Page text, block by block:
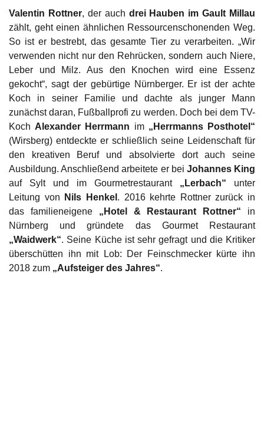
Valentin Rottner, der auch drei Hauben im Gault Millau
zählt, geht einen ähnlichen Ressourcenschonenden Weg.
So ist er bestrebt, das gesamte Tier zu verarbeiten. „Wir
verwenden nicht nur den Rehrücken, sondern auch Niere,
Leber und Milz. Aus den Knochen wird eine Essenz
gekocht“, sagt der gebürtige Nürnberger. Er ist der achte
Koch in seiner Familie und dachte als junger Mann
zunächst daran, Fußballprofi zu werden. Doch bei dem TV-
Koch Alexander Herrmann im „Herrmanns Posthotel“
(Wirsberg) entdeckte er schließlich seine Leidenschaft für
den kreativen Beruf und absolvierte dort auch seine
Ausbildung. Anschließend arbeitete er bei Johannes King
auf Sylt und im Gourmetrestaurant „Lerbach“ unter
Leitung von
Nils Henkel . 2016 kehrte Rottner zurück in
das familieneigene „Hotel & Restaurant Rottner“ in
Nürnberg und gründete das Gourmet Restaurant
„Waidwerk“. Seine Küche ist sehr gefragt und die Kritiker
überschütten ihn mit Lob: Der Feinschmecker kürte ihn
2018 zum „Aufsteiger des Jahres“.